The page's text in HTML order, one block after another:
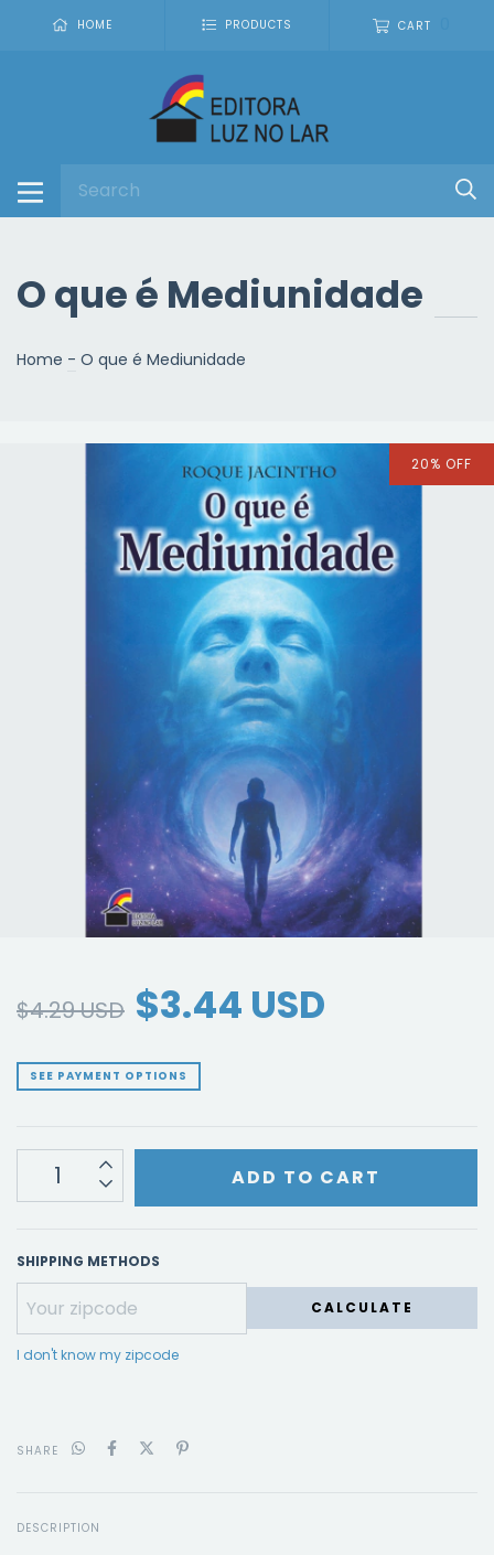
HOME PRODUCTS CART
O que é Mediunidade
Home - O que é Mediunidade
20% OFF
$4.29 USD $3.44 USD
SEE PAYMENT OPTIONS
SHIPPING METHODS
CALCULATE
I don't know my zipcode
SHARE
DESCRIPTION